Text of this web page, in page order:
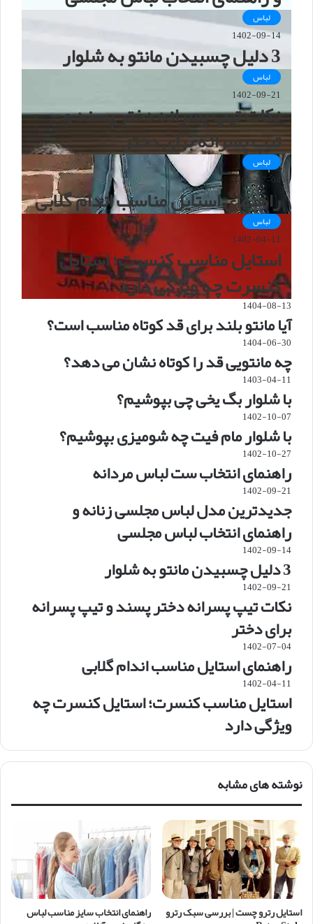
لباس
1402-09-14
3 دلیل چسبیدن مانتو به شلوار
لباس
1402-09-21
نکات تیپ پسرانه دختر پسند و
تیپ پسرانه برای دختر
لباس
1402-07-04
راهنمای استایل مناسب اندام گلابی
لباس
1402-04-11
استایل مناسب کنسرت؛ استایل
کنسرت چه ویژگی دارد
1404-08-13
آیا مانتو بلند برای قد کوتاه مناسب است؟
1404-06-30
چه مانتویی قد را کوتاه نشان می دهد؟
1403-04-11
با شلوار بگ یخی چی بپوشیم؟
1402-10-07
با شلوار مام فیت چه شومیزی بپوشیم؟
1402-10-27
راهنمای انتخاب ست لباس مردانه
1402-09-21
جدیدترین مدل لباس مجلسی زنانه و
راهنمای انتخاب لباس مجلسی
1402-09-14
3 دلیل چسبیدن مانتو به شلوار
1402-09-21
نکات تیپ پسرانه دختر پسند و تیپ پسرانه
برای دختر
1402-07-04
راهنمای استایل مناسب اندام گلابی
1402-04-11
استایل مناسب کنسرت؛ استایل کنسرت چه
ویژگی دارد
نوشته های مشابه
استایل رترو چست | بررسی سبک رترو راهنمای انتخاب سایز مناسب لباس